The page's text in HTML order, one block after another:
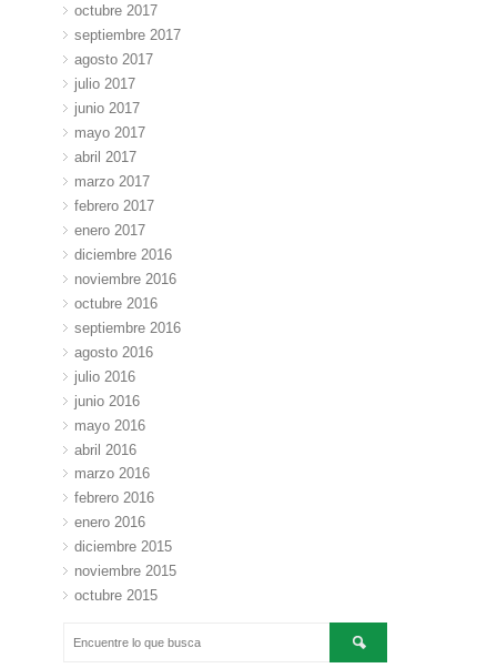
octubre 2017
septiembre 2017
agosto 2017
julio 2017
junio 2017
mayo 2017
abril 2017
marzo 2017
febrero 2017
enero 2017
diciembre 2016
noviembre 2016
octubre 2016
septiembre 2016
agosto 2016
julio 2016
junio 2016
mayo 2016
abril 2016
marzo 2016
febrero 2016
enero 2016
diciembre 2015
noviembre 2015
octubre 2015